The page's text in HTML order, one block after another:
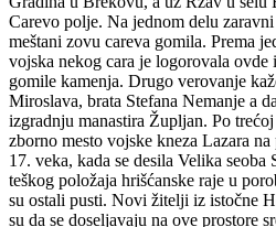
Carevo polje. Na jednom delu
meštani zovu careva gomila. Prema
vojska nekog cara je logorovala ovde
gomile kamenja. Drugo verovanje
Miroslava, brata Stefana Nemanje a
izgradnju manastira Župljan. Po
zborno mesto vojske kneza Lazara
17. veka, kada se desila Velika seoba
teškog položaja hrišćanske raje u
su ostali pusti. Novi žitelji iz istočne
su da se doseljavaju na ove prostore